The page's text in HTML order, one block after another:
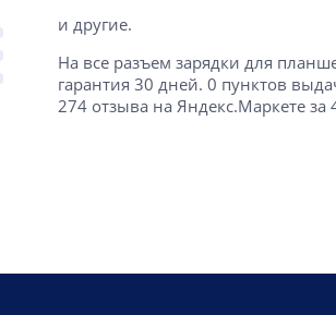
и другие.
На все разъем зарядки для
гарантия 30 дней. 0 пунктов
274 отзыва на Яндекс.Маркете за